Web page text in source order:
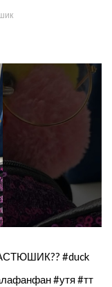
#duck
#утя #тт